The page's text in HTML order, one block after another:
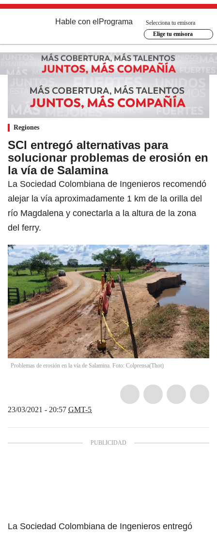
Hable con el Programa
Selecciona tu emisora
Elige tu emisora
Regiones
SCI entregó alternativas para
solucionar problemas de erosión en
la vía de Salamina
La Sociedad Colombiana de Ingenieros recomendó
alejar la vía aproximadamente 1 km de la orilla del
río Magdalena y conectarla a la altura de la zona
del ferry.
Problemas de erosión en la vía de Salamina. Foto: Colprensa(Thot)
23/03/2021 - 20:57 GMT-5
La Sociedad Colombiana de Ingenieros entregó